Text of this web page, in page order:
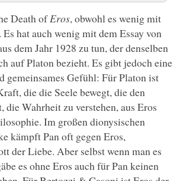
Death ofEros, obwohl es wenig mit
hat auch wenig mit dem Essay von
dem Jahr 1928 zu tun, der denselben
auf Platon bezieht. Es gibt jedoch eine
gemeinsames Gefühl: Für Platon ist
die die Seele bewegt, die den
die Wahrheit zu verstehen, aus Eros
Im großen dionysischen
kämpft Pan oft gegen Eros,
der Liebe. Aber selbst wenn man es
es ohne Eros auch für Pan keinen